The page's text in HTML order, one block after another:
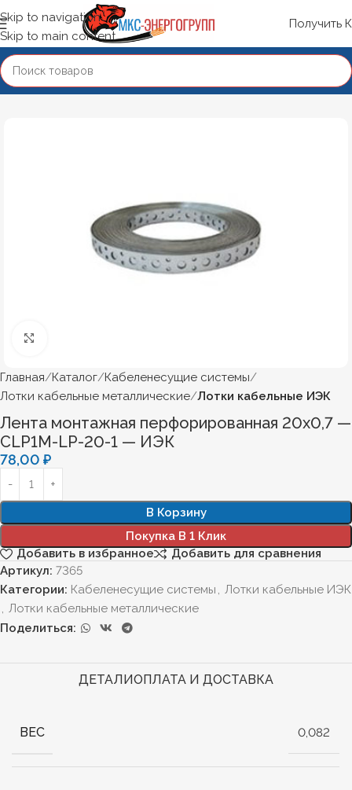
Skip to navigation
Skip to main content
Получить
Главная Каталог Кабеленесущие системы
Лотки кабельные металлические Лотки кабельные ИЭК
Лента монтажная перфорированная 20х0,7 —
CLP1M-LP-20-1 — ИЭК
78,00 ₽
В Корзину
Покупка В 1 Клик
Добавить в избранное
Добавить для сравнения
Артикул: 7365
Категории: Кабеленесущие системы , Лотки кабельные ИЭК
, Лотки кабельные металлические
Поделиться:
ДЕТАЛИОПЛАТА И ДОСТАВКА
ВЕС 0,082